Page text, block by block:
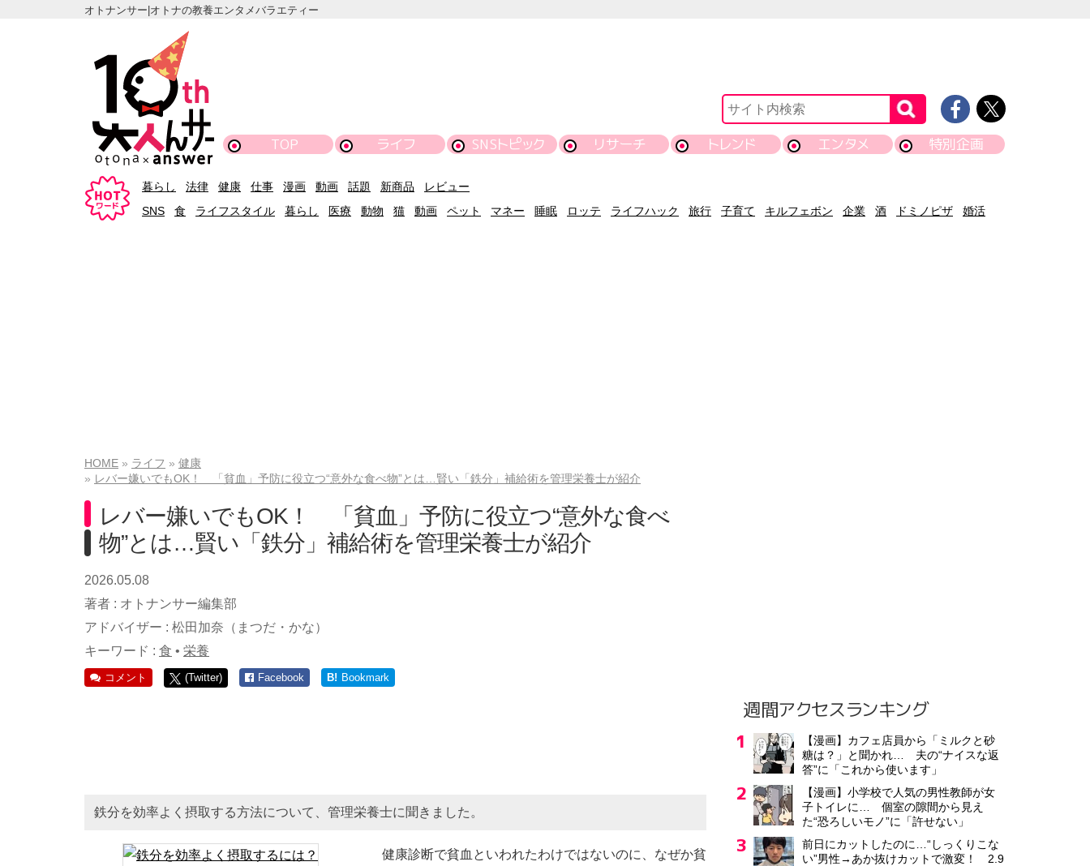
オトナンサー|オトナの教養エンタメバラエティー
TOP ライフ SNSトピック リサーチ トレンド エンタメ 特別企画
暮らし 法律 健康 仕事 漫画 動画 話題 新商品
レビュー
SNS
食 ライフスタイル 暮らし 医療 動物 猫 動画 ペット マネー 睡眠 ロッテ ライフハック 旅行 子育て キルフェボン 企業 酒 ドミノピザ 婚活
HOME ライフ
健康
レバー嫌いでもOK！ 「貧血」予防に役立つ“意外な食べ物”とは…賢い「鉄分」補給術を管理栄養士が紹介
レバー嫌いでもOK！ 「貧血」予防に役立つ“意外な食べ
物”とは…賢い「鉄分」補給術を管理栄養士が紹介
2026.05.08
著者 : オトナンサー編集部
アドバイザー : 松田加奈（まつだ・かな）
キーワード : 食 • 栄養
コメント (Twitter) Facebook B! Bookmark
鉄分を効率よく摂取する方法について、管理栄養士に聞きました。
健康診断で貧血といわれたわけではないのに、なぜか貧
週間アクセスランキング
【漫画】カフェ店員から「ミルクと砂
糖は？」と聞かれ… 夫の“ナイスな返
答”に「これから使います」
【漫画】小学校で人気の男性教師が女
子トイレに… 個室の隙間から見え
た“恐ろしいモノ”に「許せない」
前日にカットしたのに…“しっくりこな
い”男性→あか抜けカットで激変！ 2.9